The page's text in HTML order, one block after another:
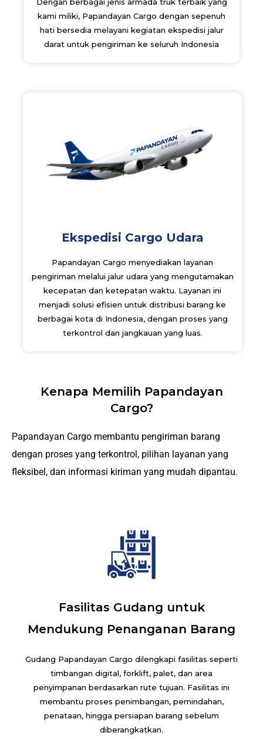
kami miliki, Papandayan Cargo dengan sepenuh
hati bersedia melayani kegiatan ekspedisi jalur
darat untuk pengiriman ke seluruh Indonesia
Ekspedisi Cargo Udara
Papandayan Cargo menyediakan layanan
pengiriman melalui jalur udara yang mengutamakan
kecepatan dan ketepatan waktu. Layanan ini
menjadi solusi efisien untuk distribusi barang ke
berbagai kota di Indonesia, dengan proses yang
terkontrol dan jangkauan yang luas.
Kenapa Memilih Papandayan
Cargo?
Papandayan Cargo membantu pengiriman barang
dengan proses yang terkontrol, pilihan layanan yang
fleksibel, dan informasi kiriman yang mudah dipantau.
Fasilitas Gudang untuk
Mendukung Penanganan Barang
Gudang Papandayan Cargo dilengkapi fasilitas seperti
timbangan digital, forklift, palet, dan area
penyimpanan berdasarkan rute tujuan. Fasilitas ini
membantu proses penimbangan, pemindahan,
penataan, hingga persiapan barang sebelum
diberangkatkan.